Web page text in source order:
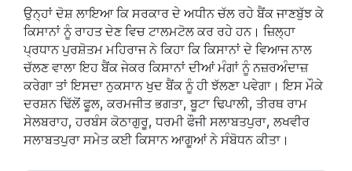
ਉਨ੍ਹਾਂ ਦੋਸ਼ ਲਾਇਆ ਕਿ ਸਰਕਾਰ ਦੇ ਅਧੀਨ ਚੱਲ ਰਹੇ ਬੈਂਕ ਜਾਣਬੁੱਝ ਕੇ
ਕਿਸਾਨਾਂ ਨੂੰ ਰਾਹਤ ਦੇਣ ਵਿਚ ਟਾਲਮਟੋਲ ਕਰ ਰਹੇ ਹਨ। ਜ਼ਿਲ੍ਹਾ
ਪ੍ਰਧਾਨ ਪੁਰਸ਼ੋਤਮ ਮਹਿਰਾਜ ਨੇ ਕਿਹਾ ਕਿ ਕਿਸਾਨਾਂ ਦੇ ਵਿਆਜ ਨਾਲ
ਚੱਲਣ ਵਾਲਾ ਇਹ ਬੈਂਕ ਜੇਕਰ ਕਿਸਾਨਾਂ ਦੀਆਂ ਮੰਗਾਂ ਨੂੰ ਨਜ਼ਰਅੰਦਾਜ਼
ਕਰੇਗਾ ਤਾਂ ਇਸਦਾ ਨੁਕਸਾਨ ਖੁਦ ਬੈਂਕ ਨੂੰ ਹੀ ਝੱਲਣਾ ਪਵੇਗਾ। ਇਸ ਮੌਕੇ
ਦਰਸ਼ਨ ਢਿੱਲੋਂ ਫੂਲ, ਕਰਮਜੀਤ ਭਗਤਾ, ਬੂਟਾ ਢਿਪਾਲੀ, ਤੀਰਥ ਰਾਮ
ਸੇਲਬਰਾਹ, ਹਰਬੰਸ ਕੋਠਾਗੁਰੂ, ਧਰਮੀ ਫੌਜੀ ਸਲਾਬਤਪੁਰਾ, ਲਖਵੀਰ
ਸਲਾਬਤਪੁਰਾ ਸਮੇਤ ਕਈ ਕਿਸਾਨ ਆਗੂਆਂ ਨੇ ਸੰਬੋਧਨ ਕੀਤਾ।